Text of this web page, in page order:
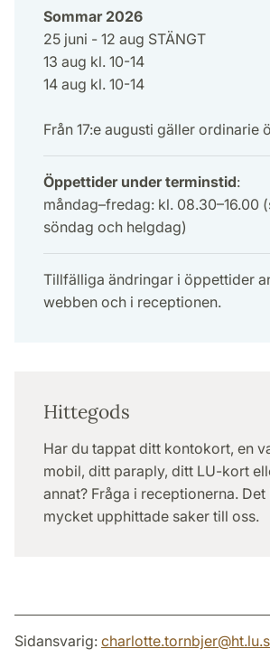
Sommar 2026
25 juni - 12 aug STÄNGT
13 aug kl. 10-14
14 aug kl. 10-14
Från 17:e augusti gäller ordinarie
Öppettider under terminstid:
måndag–fredag: kl. 08.30–16.00
söndag och helgdag)
Tillfälliga ändringar i öppettider
webben och i receptionen.
Hittegods
Har du tappat ditt kontokort, en
mobil, ditt paraply, ditt LU-kort
annat? Fråga i receptionerna. Det
mycket upphittade saker till oss.
Sidansvarig: charlotte.tornbjer@ht.lu.